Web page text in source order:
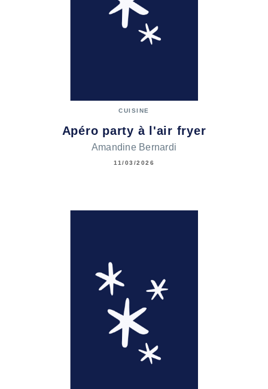
CUISINE
Apéro party à l'air fryer
Amandine Bernardi
11/03/2026